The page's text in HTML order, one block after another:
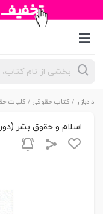
جستجوی
محصولات
دادبازار /کتاب حقوقی /کلیات
اسلام و حقوق بشر